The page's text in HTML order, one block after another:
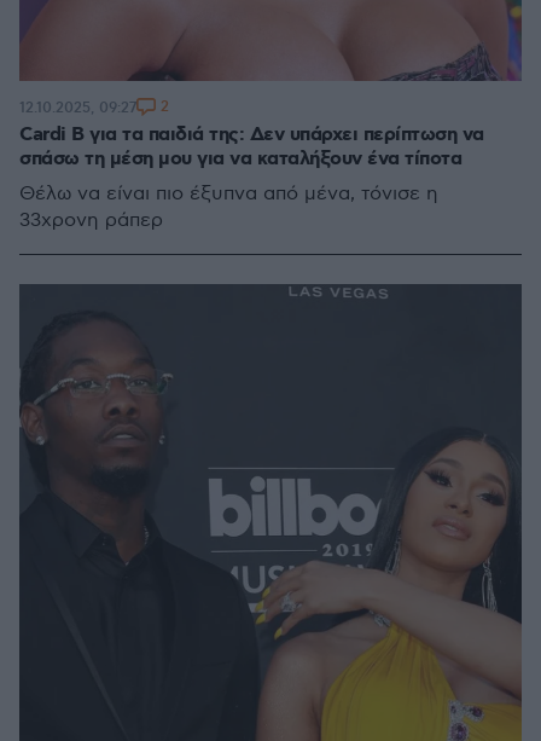
Cardi B για τα παιδιά της: Δεν υπάρχει περίπτωση να
σπάσω τη μέση μου για να καταλήξουν ένα τίποτα
Θέλω να είναι πιο έξυπνα από μένα, τόνισε η
33χρονη ράπερ
12.10.2025, 09:27 2